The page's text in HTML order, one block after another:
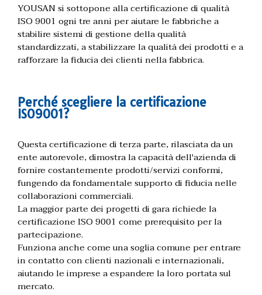
YOUSAN si sottopone alla certificazione di qualità
ISO 9001 ogni tre anni per aiutare le fabbriche a
stabilire sistemi di gestione della qualità
standardizzati, a stabilizzare la qualità dei prodotti e a
rafforzare la fiducia dei clienti nella fabbrica.
Perché scegliere la certificazione
ISO9001?
Questa certificazione di terza parte, rilasciata da un
ente autorevole, dimostra la capacità dell'azienda di
fornire costantemente prodotti/servizi conformi,
fungendo da fondamentale supporto di fiducia nelle
collaborazioni commerciali.
La maggior parte dei progetti di gara richiede la
certificazione ISO 9001 come prerequisito per la
partecipazione.
Funziona anche come una soglia comune per entrare
in contatto con clienti nazionali e internazionali,
aiutando le imprese a espandere la loro portata sul
mercato.